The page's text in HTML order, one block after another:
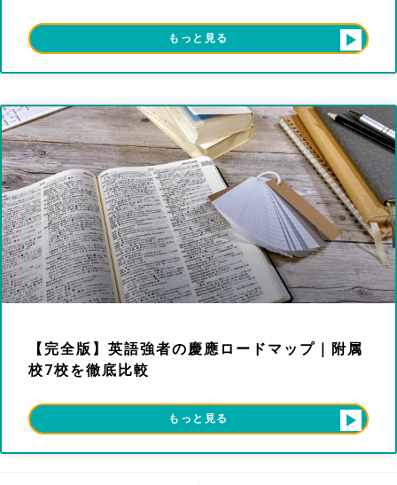
もっと見る
【完全版】英語強者の慶應ロードマップ｜附属
校7校を徹底比較
もっと見る